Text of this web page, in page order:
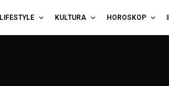
LIFESTYLE KULTURA HOROSKOP